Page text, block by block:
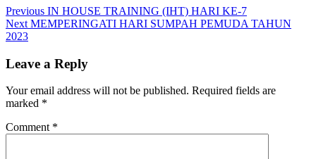
Post
navigation
Previous Previous
post:
IN HOUSE TRAINING (IHT) HARI KE-7
Next Next
MEMPERINGATI HARI SUMPAH PEMUDA TAHUN
2023
Leave a Reply
Your email address will not be published. Required fields are
marked *
Comment *